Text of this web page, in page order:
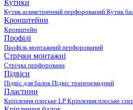
Кутики
Кутик асиметричний перфорований Кутик
Кронштейни
Кронштейн
Профілі
Профіль монтажний перфорований
Стрічки монтажні
Стрічка перфорована
Підвіси
Підвіс для балокПідвіс трапецевидний
Пластини
Кріплення плоське LP Кріплення плоське